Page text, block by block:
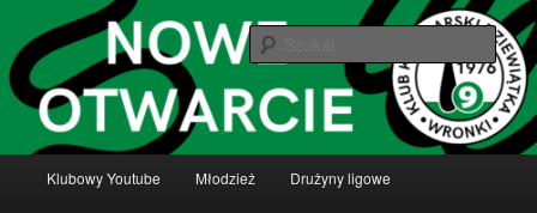
tekstu
Klub Kręglarski Dziewiątka Wronki
Klub Kręglarski Dziewiątka Wronki
Klubowy Youtube Młodzież Drużyny ligowe